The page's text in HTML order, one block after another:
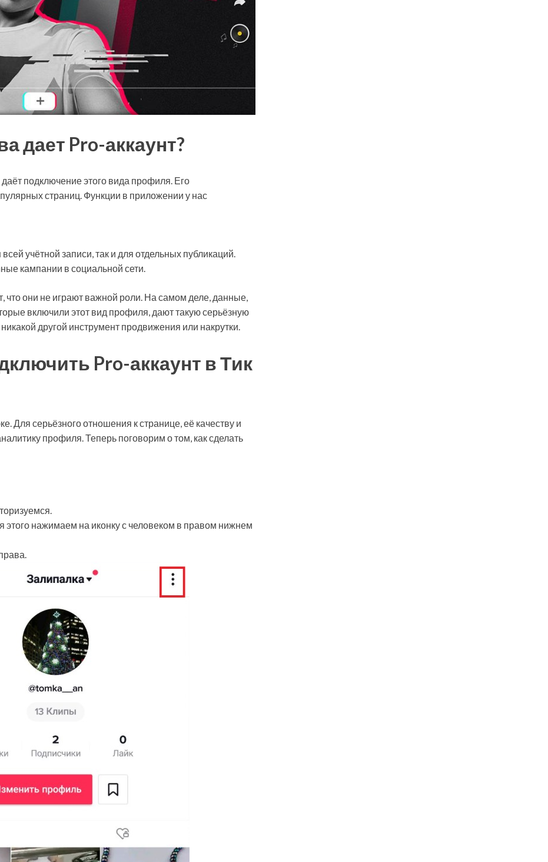
дает Pro-аккаунт?
подключение этого вида профиля. Его
страниц. Функции в приложении у нас
учётной записи, так и для отдельных публикаций.
кампании в социальной сети.
что они не играют важной роли. На самом деле, данные,
включили этот вид профиля, дают такую серьёзную
другой инструмент продвижения или накрутки.
Pro-аккаунт в Тик
Для серьёзного отношения к странице, её качеству и
профиля. Теперь поговорим о том, как сделать
нажимаем на иконку с человеком в правом нижнем